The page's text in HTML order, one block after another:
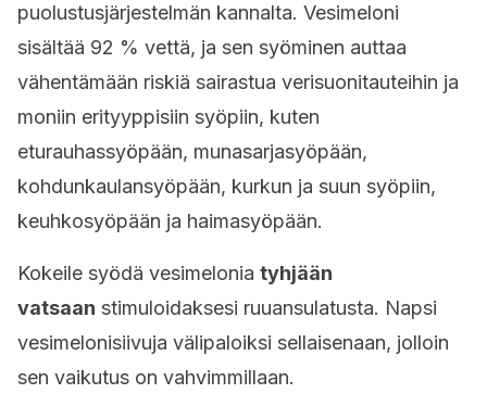
puolustusjärjestelmän kannalta. Vesimeloni
sisältää 92 % vettä, ja sen syöminen auttaa
vähentämään riskiä sairastua verisuonitauteihin ja
moniin erityyppisiin syöpiin, kuten
eturauhassyöpään, munasarjasyöpään,
kohdunkaulansyöpään, kurkun ja suun syöpiin,
keuhkosyöpään ja haimasyöpään.
Kokeile syödä vesimelonia tyhjään
vatsaan stimuloidaksesi ruuansulatusta. Napsi
vesimelonisiivuja välipaloiksi sellaisenaan, jolloin
sen vaikutus on vahvimmillaan.